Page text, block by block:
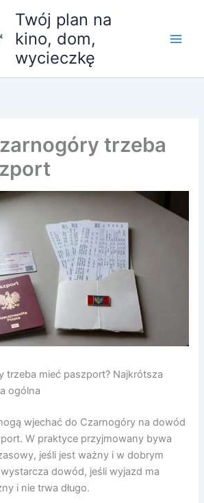
Twój plan na
kino, dom,
wycieczkę
trzeba
trzeba mieć paszport? Najkrótsza
ogólna
wjechać do Czarnogóry na dowód
W praktyce przyjmowany bywa
jeśli jest ważny i w dobrym
dowód, jeśli wyjazd ma
i nie trwa długo.